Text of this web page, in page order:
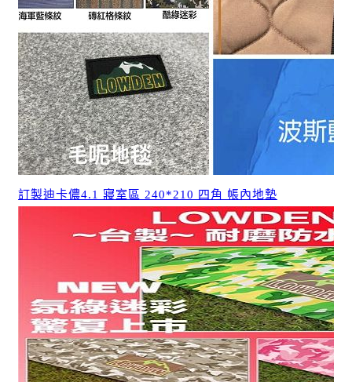
訂製迪卡儂4.1 寢室區 240*210 四角 帳內地墊